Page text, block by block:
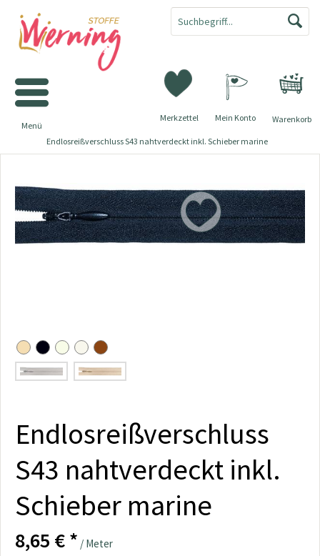
Warenkorb
Merkzettel Mein Konto
Menü
Endlosreißverschluss S43 nahtverdeckt inkl. Schieber marine
Endlosreißverschluss
S43 nahtverdeckt inkl.
Schieber marine
8,65 € * / Meter